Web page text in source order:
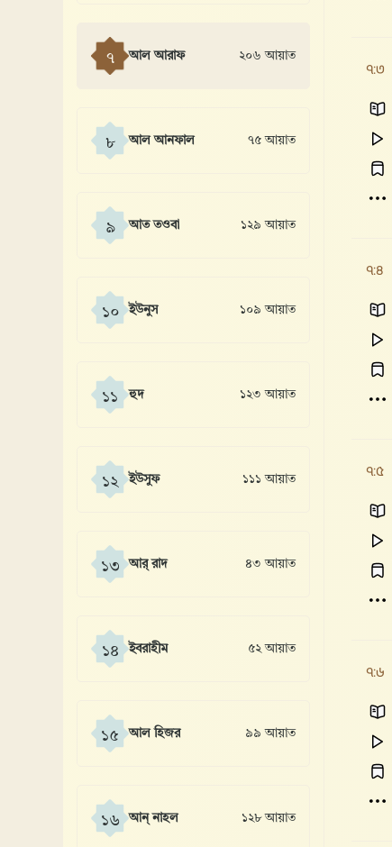
৭ আল আরাফ ২০৬ আয়াত
৮ আল আনফাল ৭৫ আয়াত
৯ আত তওবা ১২৯ আয়াত
১০ ইউনুস ১০৯ আয়াত
১১ হুদ ১২৩ আয়াত
১২ ইউসুফ ১১১ আয়াত
১৩ আর্ রাদ ৪৩ আয়াত
১৪ ইবরাহীম ৫২ আয়াত
১৫ আল হিজর ৯৯ আয়াত
১৬ আন্ নাহল ১২৮ আয়াত
৭:৩
৭:৪
৭:৫
৭:৬